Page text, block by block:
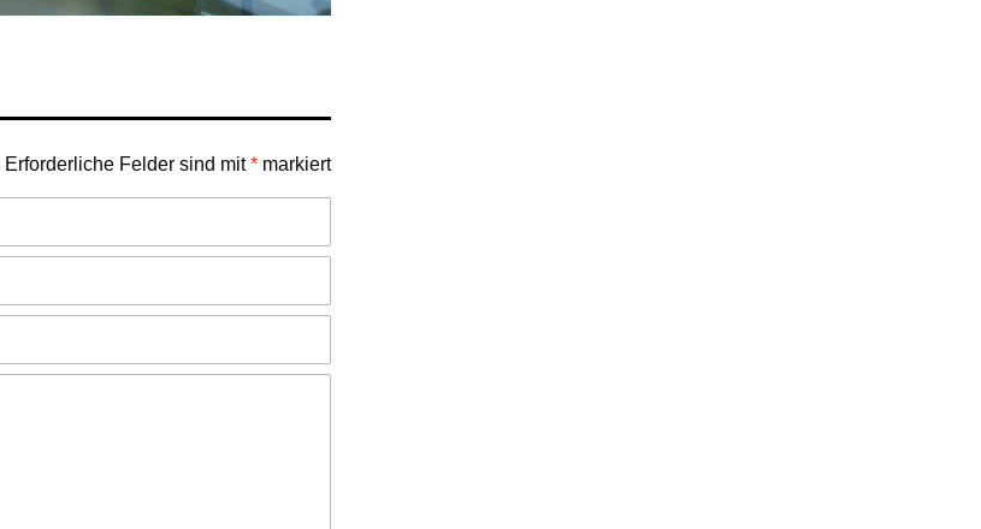
Erforderliche Felder sind mit* markiert